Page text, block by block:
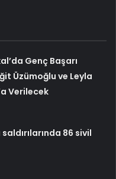
Genç Başarı
Üzümoğlu ve Leyla
Verilecek
86 sivil